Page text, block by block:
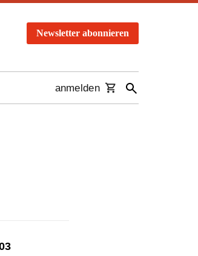
Newsletter abonnieren
anmelden